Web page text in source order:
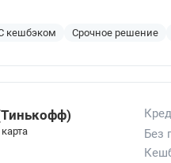
кешбэком Срочное решение
Без